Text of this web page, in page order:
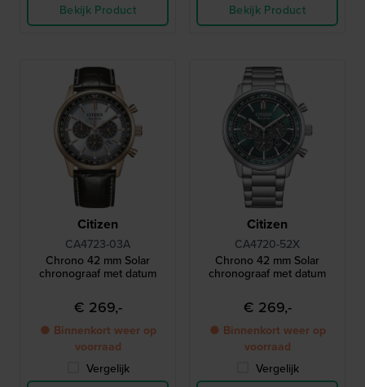
Bekijk Product
Bekijk Product
Citizen
CA4723-03A
Chrono 42 mm Solar
chronograaf met datum
€ 269,-
● Binnenkort weer op
voorraad
Vergelijk
Citizen
CA4720-52X
Chrono 42 mm Solar
chronograaf met datum
€ 269,-
● Binnenkort weer op
voorraad
Vergelijk